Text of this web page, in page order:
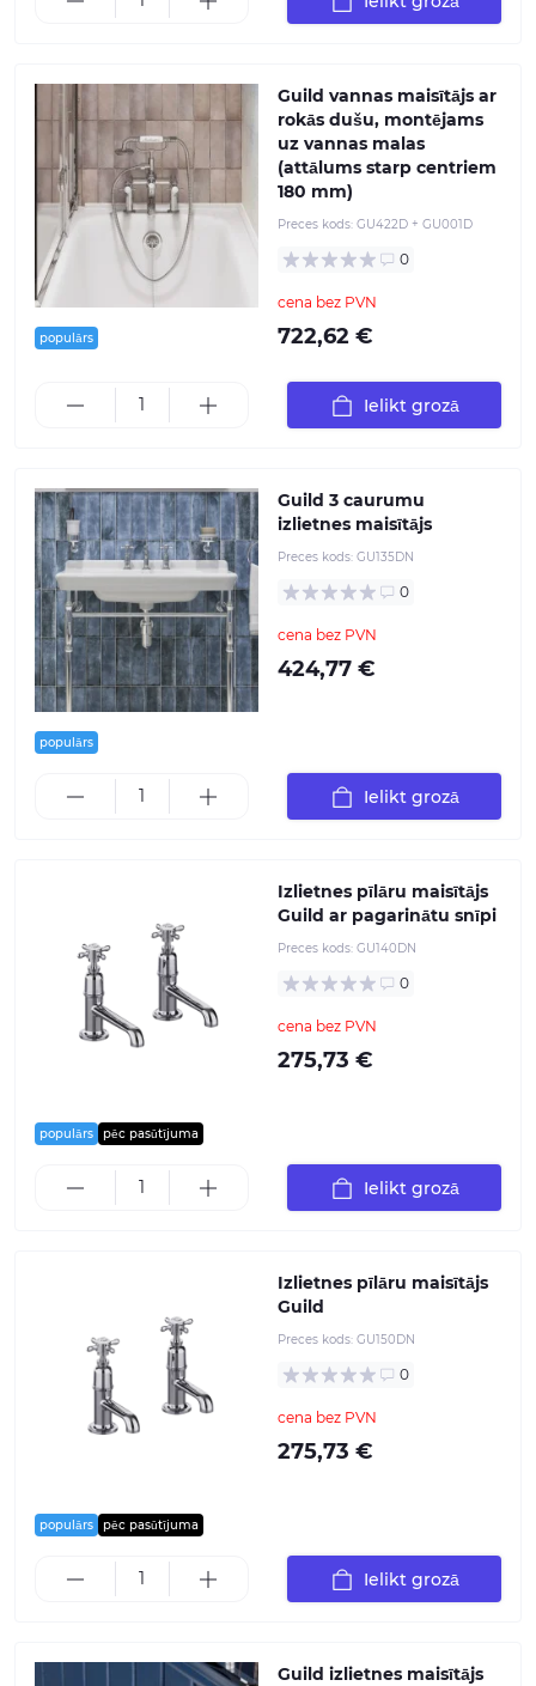
populārs
Guild vannas maisītājs ar
rokās dušu, montējams
uz vannas malas
(attālums starp centriem
180 mm)
Preces kods: GU422D + GU001D
0
cena bez PVN
722,62 €
Ielikt grozā
populārs
Guild 3 caurumu
izlietnes maisītājs
Preces kods: GU135DN
0
cena bez PVN
424,77 €
Ielikt grozā
populārs pēc pasūtījuma
Izlietnes pīlāru maisītājs
Guild ar pagarinātu snīpi
Preces kods: GU140DN
0
cena bez PVN
275,73 €
Ielikt grozā
populārs pēc pasūtījuma
Izlietnes pīlāru maisītājs
Guild
Preces kods: GU150DN
0
cena bez PVN
275,73 €
Ielikt grozā
Guild izlietnes maisītājs